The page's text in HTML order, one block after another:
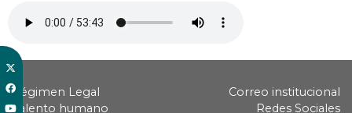
Régimen Legal
Talento humano
Correo institucional
Redes Sociales